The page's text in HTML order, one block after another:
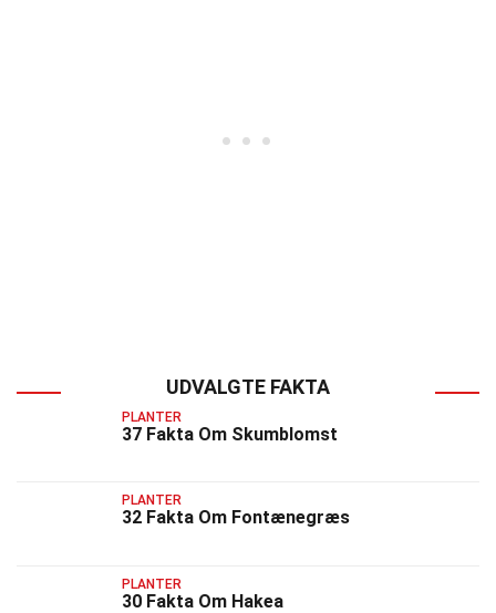
UDVALGTE FAKTA
PLANTER
37 Fakta Om Skumblomst
PLANTER
32 Fakta Om Fontænegræs
PLANTER
30 Fakta Om Hakea